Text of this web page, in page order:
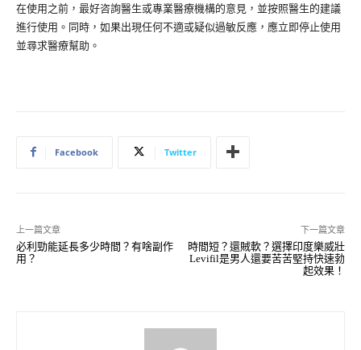
在使用之前，最好咨詢醫生或專業醫療機構的意見，並按照醫生的建議
進行使用。同時，如果出現任何不適或疑似過敏反應，應立即停止使用
並尋求醫療幫助。
Facebook Twitter
上一篇文章
必利勁能延長多少時間？有啥副作
用？
下一篇文章
時間短？還賊軟？選擇印度樂威壯
Levifil是男人還要苦苦堅持快速勃
起效果！